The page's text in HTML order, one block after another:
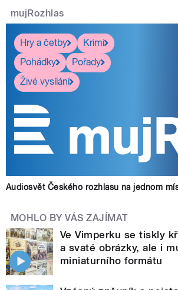
mujRozhlas
Hry a četby
Krimi
Pohádky
Pořady
Živé vysílání
Audiosvět Českého rozhlasu na jednom
MOHLO BY VÁS ZAJÍMAT
Ve Vimperku se tiskly
a svaté obrázky, ale i
miniaturního formátu